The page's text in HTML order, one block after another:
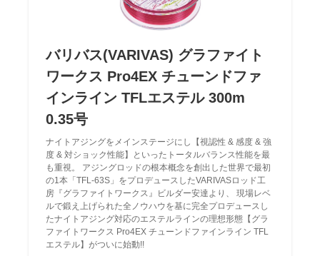
バリバス(VARIVAS) グラファイト
ワークス Pro4EX チューンドファ
インライン TFLエステル 300m
0.35号
ナイトアジングをメインステージにし【視認性 & 感度 & 強
度 & 対ショック性能】といったトータルバランス性能を最
も重視。 アジングロッドの根本概念を創出した世界で最初
の1本「TFL-63S」をプロデュースしたVARIVASロッド工
房『グラファイトワークス』ビルダー安達より、 現場レベ
ルで鍛え上げられた全ノウハウを基に完全プロデュースし
たナイトアジング対応のエステルラインの理想形態【グラ
ファイトワークス Pro4EX チューンドファインライン TFL
エステル】がついに始動!!